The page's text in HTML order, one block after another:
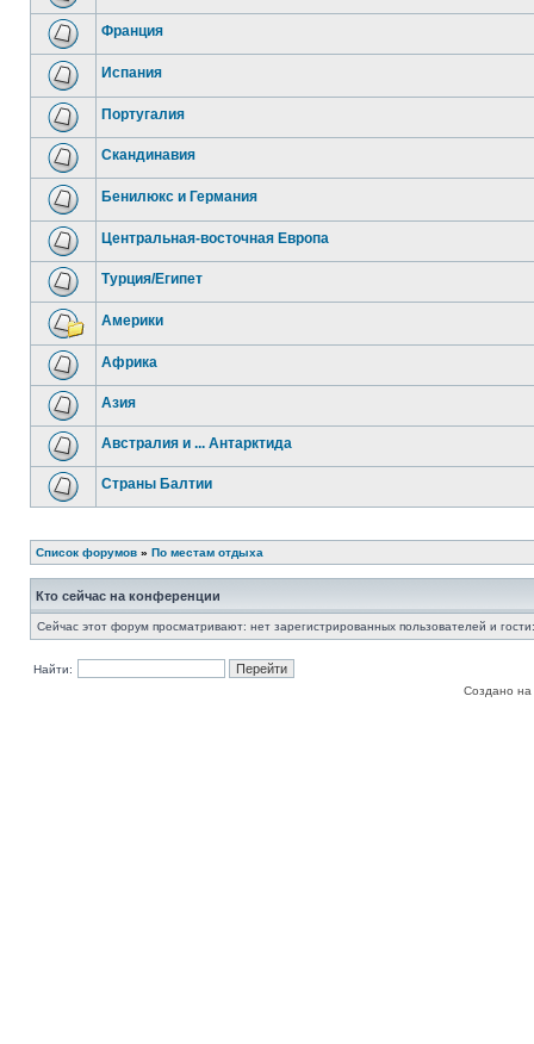
Франция
Испания
Португалия
Скандинавия
Бенилюкс и Германия
Центральная-восточная Европа
Турция/Египет
Америки
Африка
Азия
Австралия и ... Антарктида
Страны Балтии
Список форумов » По местам отдыха
Кто сейчас на конференции
Сейчас этот форум просматривают: нет зарегистрированных пользователей и
Найти:
Создано